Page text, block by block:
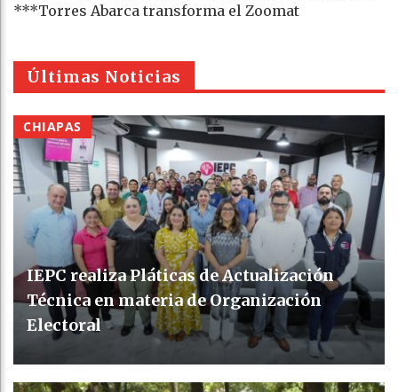
***Torres Abarca transforma el Zoomat
Últimas Noticias
CHIAPAS
IEPC realiza Pláticas de Actualización
Técnica en materia de Organización
Electoral